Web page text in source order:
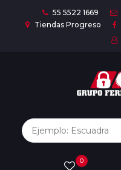
55 5522 1669
Tiendas Progreso
0
Marcas